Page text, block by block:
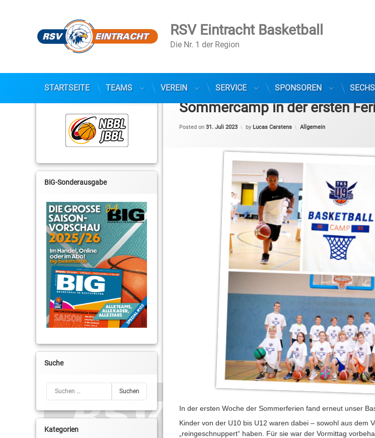
Skip
RSV Eintracht Basketball
Die Nr. 1 der Region
STARTSEITE TEAMS VEREIN SERVICE SPONSOREN
Sommercamp in der ersten
Posted on 31. Juli 2023 by Lucas Carstens Categories:
Allgemein
In der ersten Woche der Sommerferien fand erneut unser
Kinder von der U10 bis U12 waren dabei – sowohl aus dem
„reingeschnuppert“ haben. Für sie war der Vormittag
BiG-Sonderausgabe
Suche
Kategorien